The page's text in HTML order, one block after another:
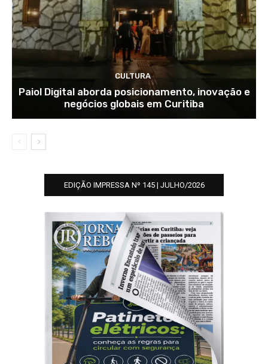
CULTURA
Paiol Digital aborda posicionamento, inovação e
negócios globais em Curitiba
EDIÇÃO IMPRESSA Nº 145 | JULHO/2026